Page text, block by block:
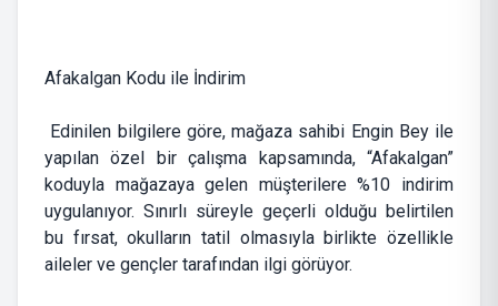
Afakalgan Kodu ile İndirim
Edinilen bilgilere göre, mağaza sahibi Engin Bey ile
yapılan özel bir çalışma kapsamında, “Afakalgan”
koduyla mağazaya gelen müşterilere %10 indirim
uygulanıyor. Sınırlı süreyle geçerli olduğu belirtilen
bu fırsat, okulların tatil olmasıyla birlikte özellikle
aileler ve gençler tarafından ilgi görüyor.